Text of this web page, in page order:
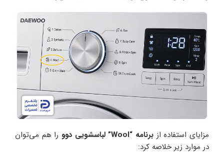
مزایای استفاده از برنامه “Wool” لباسشویی دوو
را هم می‌توان
در موارد زیر خلاصه کرد: